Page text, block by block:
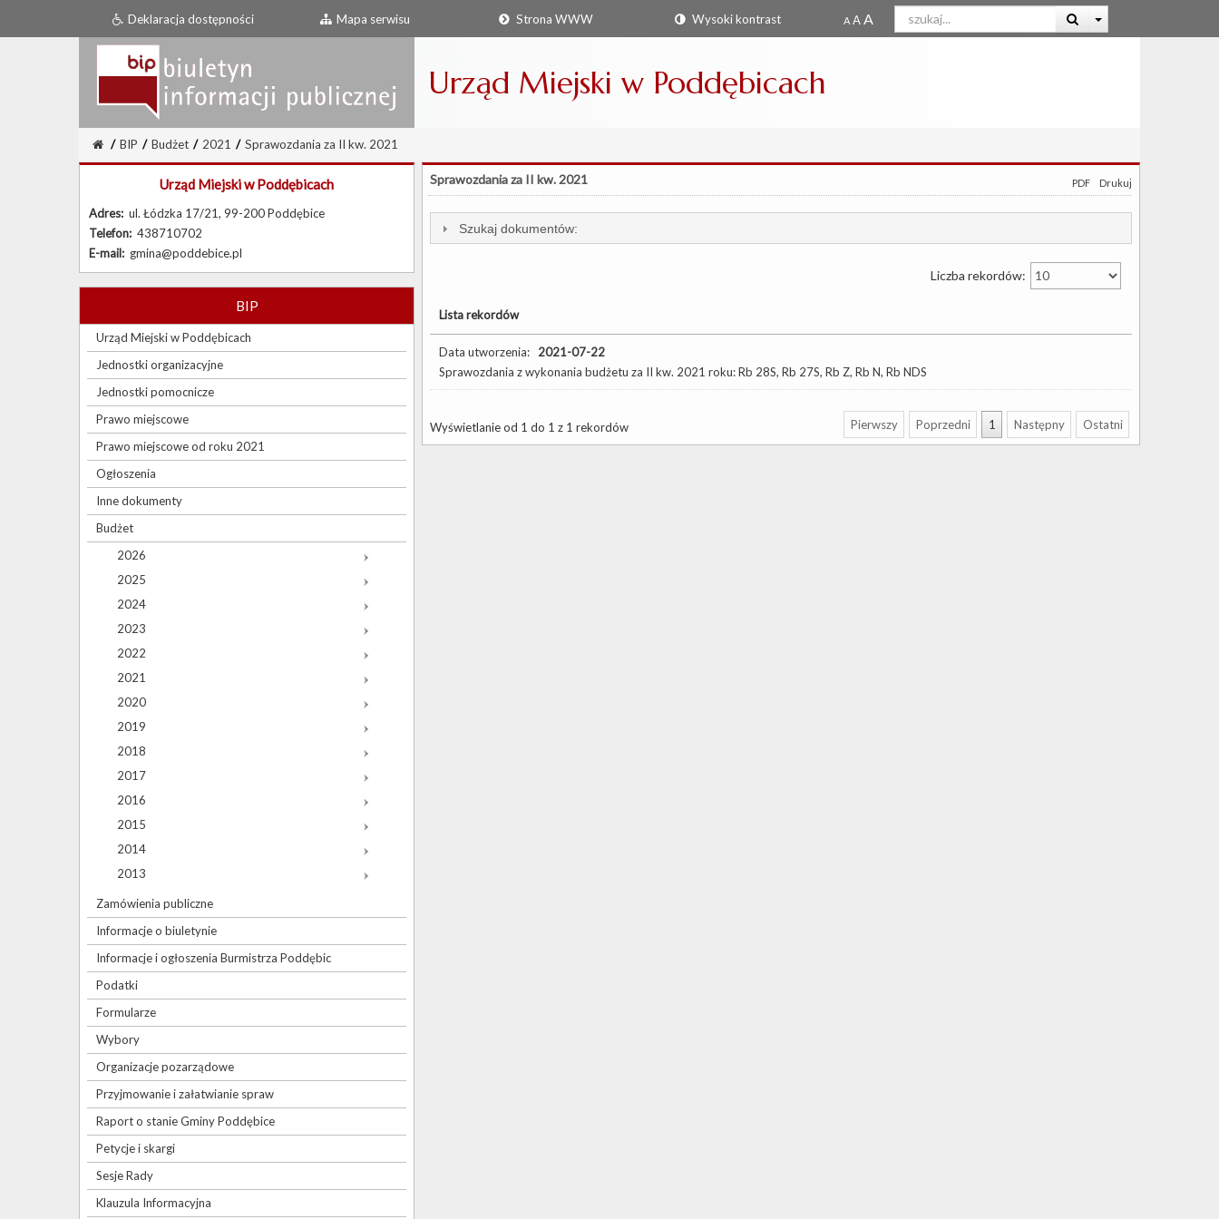
Deklaracja dostępności Mapa serwisu Strona WWW Wysoki kontrast
Urząd Miejski w Poddębicach
/ BIP / Budżet / 2021 / Sprawozdania za II kw. 2021
Urząd Miejski w Poddębicach
Adres: ul. Łódzka 17/21, 99-200 Poddębice
Telefon: 438710702
E-mail: gmina@poddebice.pl
BIP
Urząd Miejski w Poddębicach
Jednostki organizacyjne
Jednostki pomocnicze
Prawo miejscowe
Prawo miejscowe od roku 2021
Ogłoszenia
Inne dokumenty
Budżet
2026
2025
2024
2023
2022
2021
2020
2019
2018
2017
2016
2015
2014
2013
Zamówienia publiczne
Informacje o biuletynie
Informacje i ogłoszenia Burmistrza Poddębic
Podatki
Formularze
Wybory
Organizacje pozarządowe
Przyjmowanie i załatwianie spraw
Raport o stanie Gminy Poddębice
Petycje i skargi
Sesje Rady
Klauzula Informacyjna
Drukuj
PDF
Sprawozdania za II kw. 2021
Szukaj dokumentów:
Liczba rekordów:
Lista rekordów
Data utworzenia: 2021-07-22
Sprawozdania z wykonania budżetu za II kw. 2021 roku: Rb 28S, Rb 27S, Rb Z, Rb N, Rb NDS
Wyświetlanie od 1 do 1 z 1 rekordów Pierwszy Poprzedni 1 Następny Ostatni